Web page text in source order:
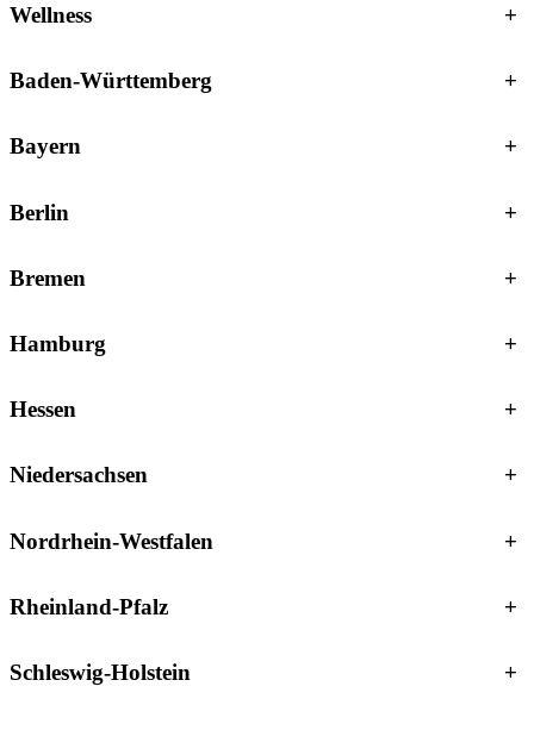
Wellness +
Baden-Württemberg +
Bayern +
Berlin +
Bremen +
Hamburg +
Hessen +
Niedersachsen +
Nordrhein-Westfalen +
Rheinland-Pfalz +
Schleswig-Holstein +